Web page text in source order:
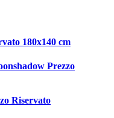
180x140 cm
Prezzo
Riservato